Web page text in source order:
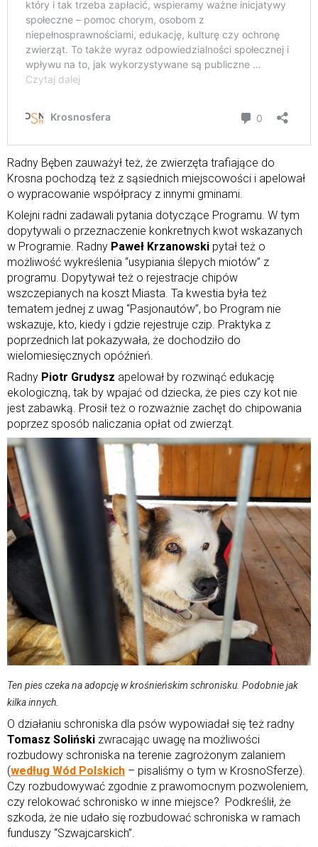
Radny Bęben zauważył też, że zwierzęta trafiające do
Krosna pochodzą też z sąsiednich miejscowości i apelował
o wypracowanie współpracy z innymi gminami.
Kolejni radni zadawali pytania dotyczące Programu. W tym
dopytywali o przeznaczenie konkretnych kwot wskazanych
w Programie. Radny Paweł Krzanowski pytał też o
możliwość wykreślenia “usypiania ślepych miotów” z
programu. Dopytywał też o rejestracje chipów
wszczepianych na koszt Miasta. Ta kwestia była też
tematem jednej z uwag “Pasjonautów”, bo Program nie
wskazuje, kto, kiedy i gdzie rejestruje czip. Praktyka z
poprzednich lat pokazywała, że dochodziło do
wielomiesięcznych opóźnień.
Radny Piotr Grudysz apelował by rozwinąć edukację
ekologiczną, tak by wpajać od dziecka, że pies czy kot nie
jest zabawką. Prosił też o rozważnie zachęt do chipowania
poprzez sposób naliczania opłat od zwierząt.
Ten pies czeka na adopcję w krośnieńskim schronisku. Podobnie jak
kilka innych.
O działaniu schroniska dla psów wypowiadał się też radny
Tomasz Soliński zwracając uwagę na możliwości
rozbudowy schroniska na terenie zagrożonym zalaniem
(według Wód Polskich – pisaliśmy o tym w KrosnoSferze).
Czy rozbudowywać zgodnie z prawomocnym pozwoleniem,
czy relokować schronisko w inne miejsce? Podkreślił, że
szkoda, że nie udało się rozbudować schroniska w ramach
funduszy “Szwajcarskich”.